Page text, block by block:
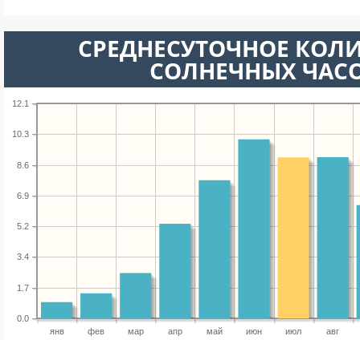
СРЕДНЕСУТОЧНОЕ
СОЛНЕЧНЫХ
янв фев мар апр май июн июл авг
0.0
1.7
3.4
5.2
6.9
8.6
10.3
12.1